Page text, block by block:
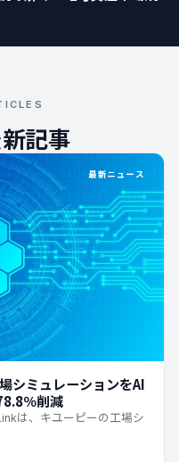
記事
最新ニュース
シミュレーションをAI
％削減
は、キユーピーの工場シ